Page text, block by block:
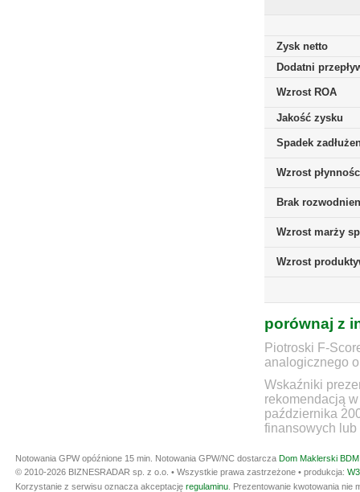
Zysk netto
Dodatni
Wzrost ROA
Jakość zysku
Spadek
Wzrost
Brak
Wzrost marży
Wzrost
porównaj z
Piotroski F-
analogicznego
Wskaźniki
rekomendacją
października
finansowych lub
Notowania GPW opóźnione 15 min. Notowania GPW/NC dostarcza Dom Maklerski
© 2010-2026 BIZNESRADAR sp. z o.o. • Wszystkie prawa zastrzeżone • produkcja:
Korzystanie z serwisu oznacza akceptację regulaminu . Prezentowanie kwotowania